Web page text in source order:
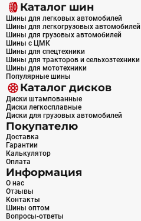
Каталог шин
Шины для легковых автомобилей
Шины для легкогрузовых автомобилей
Шины для грузовых автомобилей
Шины с ЦМК
Шины для спецтехники
Шины для тракторов и сельхозтехники
Шины для мототехники
Популярные шины
Каталог дисков
Диски штампованные
Диски легкосплавные
Диски для грузовых автомобилей
Покупателю
Доставка
Гарантии
Калькулятор
Оплата
Информация
О нас
Отзывы
Контакты
Шины оптом
Вопросы-ответы